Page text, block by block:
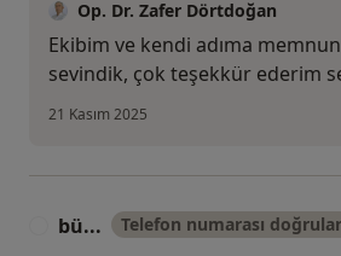
Op. Dr. Zafer Dörtdoğan
Ekibim ve kendi adıma
sevindik, çok teşekkür ederim
21 Kasım 2025
bü... Telefon numarası